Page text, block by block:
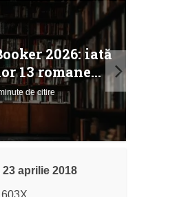
2026: iată
13 romane...
de citire
aprilie 2018